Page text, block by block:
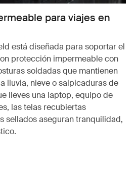
para viajes en
está diseñada para soportar el
protección impermeable con
soldadas que mantienen
lluvia, nieve o salpicaduras de
lleves una laptop, equipo de
las telas recubiertas
sellados aseguran tranquilidad,